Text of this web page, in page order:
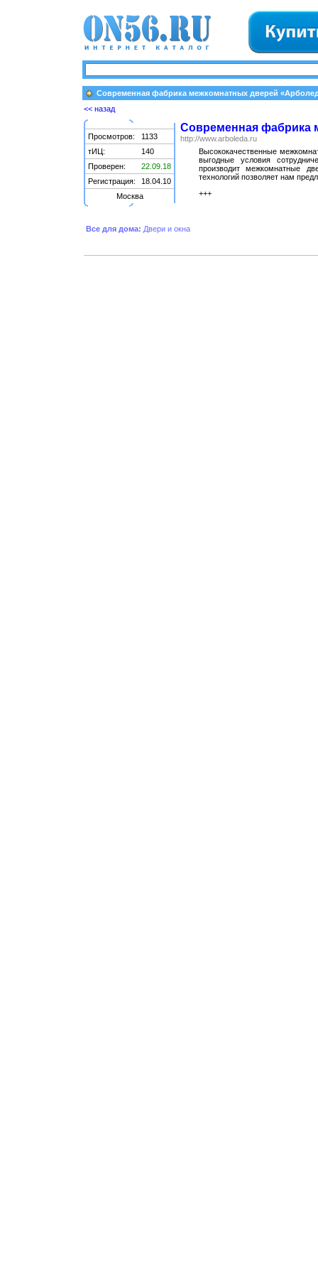
Современная фабрика межкомнатных дверей
<< назад
Просмотров:
1133
тИЦ:
140
Проверен:
22.09.18
Регистрация:
18.04.10
Москва
Современная фабрика
http://www.arboleda.ru
Высококачественные
выгодные условия
производит межкомнатные
технологий позволяет нам
+++
Все для дома: Двери и окна